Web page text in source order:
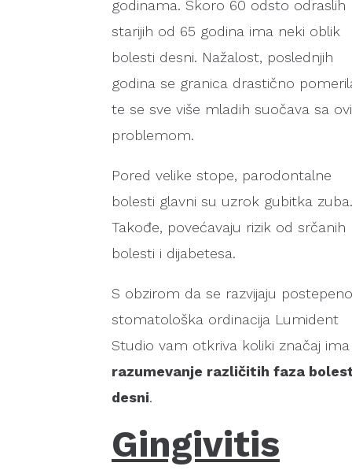
godinama. Skoro 60 odsto odraslih
starijih od 65 godina ima neki oblik
bolesti desni. Nažalost, poslednjih
godina se granica drastično
te se sve više mladih suočava sa
problemom.
Pored velike stope, parodontalne
bolesti glavni su uzrok gubitka zuba.
Takođe, povećavaju rizik od srčanih
bolesti i dijabetesa.
S obzirom da se razvijaju
stomatološka ordinacija Lumident
Studio vam otkriva koliki značaj ima
razumevanje različitih faza
desni.
Gingivitis